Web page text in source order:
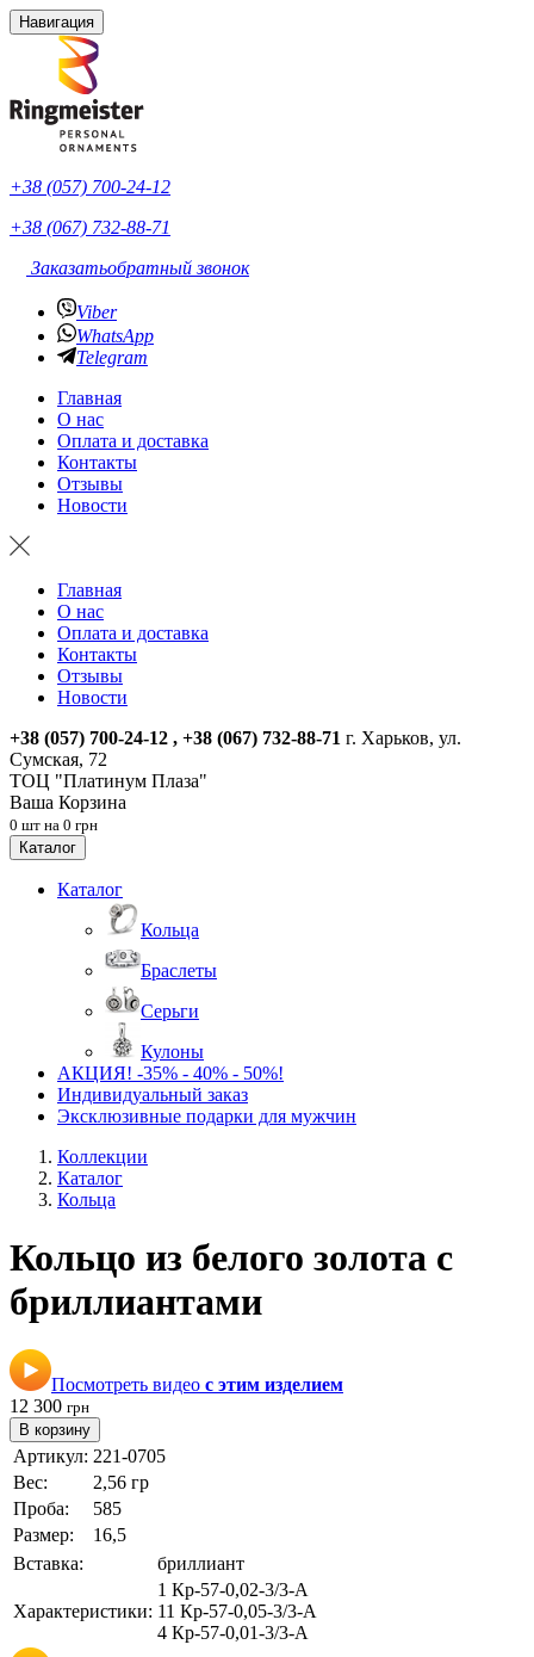
Навигация
+38 (057) 700-24-12
+38 (067) 732-88-71
Заказатьобратный звонок
Viber
WhatsApp
Telegram
Главная
О нас
Оплата и доставка
Контакты
Отзывы
Новости
Главная
О нас
Оплата и доставка
Контакты
Отзывы
Новости
+38 (057) 700-24-12 , +38 (067) 732-88-71 г. Харьков, ул.
Сумская, 72
ТОЦ "Платинум Плаза"
Ваша Корзина
0 шт на 0 грн
Каталог
Каталог
Кольца
Браслеты
Серьги
Кулоны
АКЦИЯ! -35% - 40% - 50%!
Индивидуальный заказ
Эксклюзивные подарки для мужчин
Коллекции
Каталог
Кольца
Кольцо из белого золота с
бриллиантами
Посмотреть видео с этим изделием
12 300 грн
В корзину
Артикул: 221-0705
Вес:
2,56 гр
Проба:
585
Размер:
16,5
Вставка:
бриллиант
Характеристики:
1 Кр-57-0,02-3/3-А
11 Кр-57-0,05-3/3-А
4 Кр-57-0,01-3/3-А